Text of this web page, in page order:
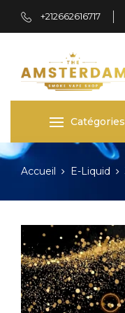
+212662616717
Catégories
Accueil E-Liquid